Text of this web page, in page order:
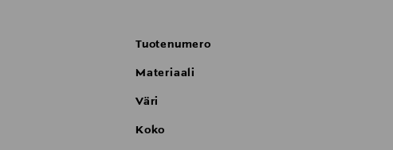
Tuotenumero
Materiaali
Väri
Koko